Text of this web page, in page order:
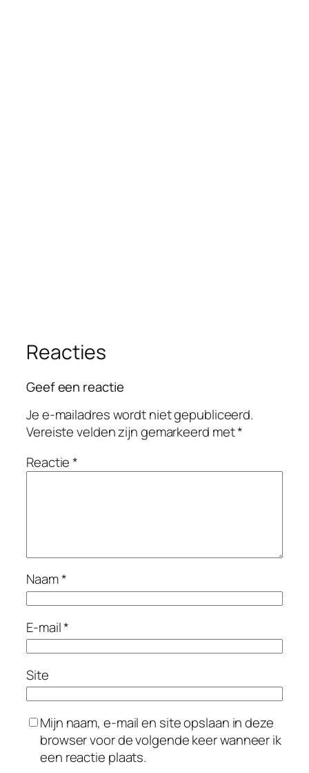
Reacties
Geef een reactie
Je e-mailadres wordt niet gepubliceerd.
Vereiste velden zijn gemarkeerd met*
Reactie*
Naam*
E-mail*
Site
Mijn naam, e-mail en site opslaan in deze
browser voor de volgende keer wanneer ik
een reactie plaats.